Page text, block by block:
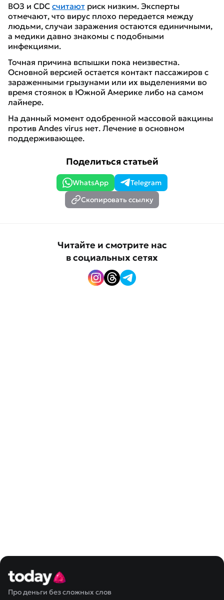
ВОЗ и CDC считают риск низким. Эксперты
отмечают, что вирус плохо передается между
людьми, случаи заражения остаются единичными,
а медики давно знакомы с подобными
инфекциями.
Точная причина вспышки пока неизвестна.
Основной версией остается контакт пассажиров с
зараженными грызунами или их выделениями во
время стоянок в Южной Америке либо на самом
лайнере.
На данный момент одобренной массовой вакцины
против Andes virus нет. Лечение в основном
поддерживающее.
Поделиться статьей
WhatsApp
Telegram
Скопировать ссылку
Читайте и смотрите нас
в социальных сетях
Про деньги без сложных слов